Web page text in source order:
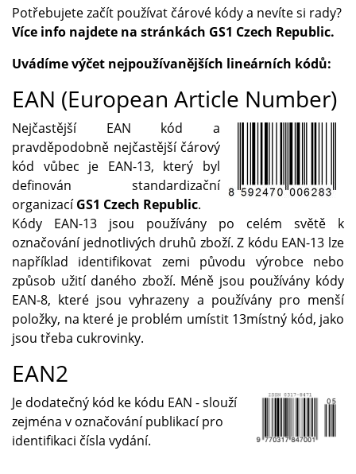
Potřebujete začít používat čárové kódy a nevíte si rady?
Více info najdete na stránkách GS1 Czech Republic.
Uvádíme výčet nejpoužívanějších lineárních kódů:
EAN (European Article Number)
Nejčastější EAN kód a
pravděpodobně nejčastější čárový
kód vůbec je EAN-13, který byl
definován standardizační
organizacíGS1 Czech Republic.
Kódy EAN-13 jsou používány po celém světě k
označování jednotlivých druhů zboží. Z kódu EAN-13 lze
například identifikovat zemi původu výrobce nebo
způsob užití daného zboží. Méně jsou používány kódy
EAN-8, které jsou vyhrazeny a používány pro menší
položky, na které je problém umístit 13místný kód, jako
jsou třeba cukrovinky.
EAN2
Je dodatečný kód ke kódu EAN - slouží
zejména v označování publikací pro
identifikaci čísla vydání.